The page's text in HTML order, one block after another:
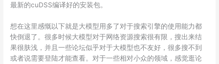
最新的cuDSS编译好的安装包。
想在这里感慨以下就是大模型用多了对于搜索引擎的使用能力都
快倒退了。很多时候大模型对于网络资源搜索很有限，搜出来结
果很肤浅，并且一些论坛似乎对于大模型也不友好，很多搜不到
或者说需要登陆才能查看。对于一些相对小众的领域，感觉逛论